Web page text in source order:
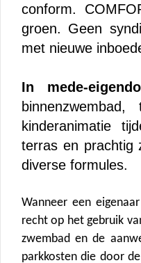
conform.
groen. Geen
met nieuwe
In mede-
kinderanimatie
terras en prachtig
diverse formules.
Wanneer een
recht op het gebruik
zwembad en de
parkkosten die door